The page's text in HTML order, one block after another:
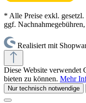
* Alle Preise exkl.
ggf.
Realisiert mit
Diese Website verwendet
bieten zu können. Mehr
Nur technisch notwendige